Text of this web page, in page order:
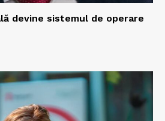
devine sistemul de operare